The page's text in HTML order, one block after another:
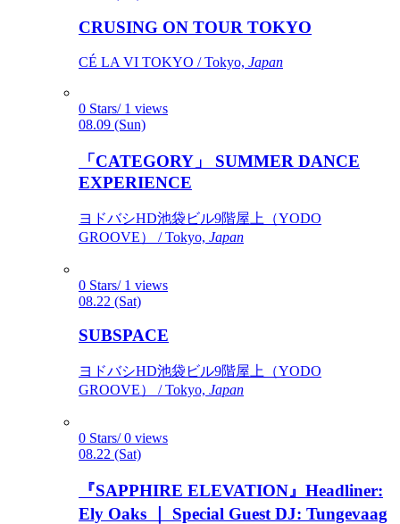
CRUSING ON TOUR TOKYO
CÉ LA VI TOKYO / Tokyo, Japan
0 Stars/ 1 views
08.09 (Sun)
「CATEGORY」 SUMMER DANCE
EXPERIENCE
ヨドバシHD池袋ビル9階屋上（YODO
GROOVE） / Tokyo, Japan
0 Stars/ 1 views
08.22 (Sat)
SUBSPACE
ヨドバシHD池袋ビル9階屋上（YODO
GROOVE） / Tokyo, Japan
0 Stars/ 0 views
08.22 (Sat)
『SAPPHIRE ELEVATION』Headliner:
Ely Oaks ｜ Special Guest DJ: Tungevaag